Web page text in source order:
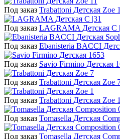
Под заказ Trabattoni Детская Zoe
Под заказ LAGRAMA Детская С
Под заказ Ebanisteria BACCI
Под заказ Savio Firmino Детская
Под заказ Trabattoni Детская Zoe
Под заказ Trabattoni Детская Zoe 1
Под заказ Tomasella Детская
Под заказ Tomasella Детская